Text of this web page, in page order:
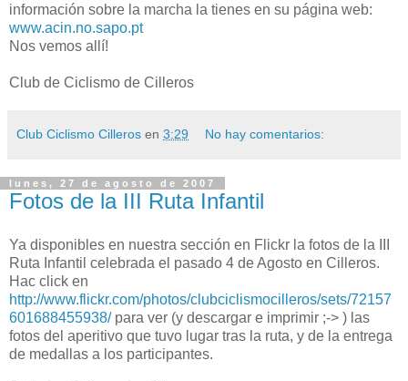
información sobre la marcha la tienes en su página web:
www.acin.no.sapo.pt
Nos vemos allí!
Club de Ciclismo de Cilleros
Club Ciclismo Cilleros en 3:29 No hay comentarios:
lunes, 27 de agosto de 2007
Fotos de la III Ruta Infantil
Ya disponibles en nuestra sección en Flickr la fotos de la III
Ruta Infantil celebrada el pasado 4 de Agosto en Cilleros.
Hac click en
http://www.flickr.com/photos/clubciclismocilleros/sets/72157
601688455938/para ver (y descargar e imprimir ;-> ) las
fotos del aperitivo que tuvo lugar tras la ruta, y de la entrega
de medallas a los participantes.